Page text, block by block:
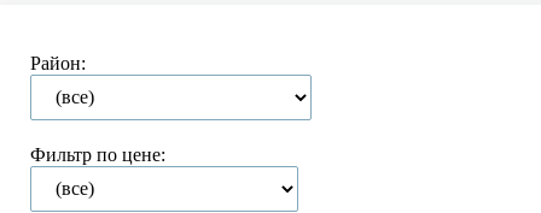
Район:
Фильтр по цене: